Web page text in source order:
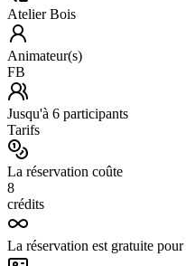
Atelier Bois
Animateur(s)
FB
Jusqu'à 6 participants
Tarifs
La réservation coûte
8
crédits
La réservation est gratuite